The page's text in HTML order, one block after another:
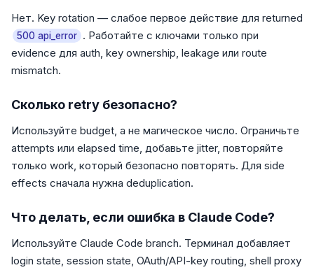
Нет. Key rotation — слабое первое действие для returned
500 api_error . Работайте с ключами только при
evidence для auth, key ownership, leakage или route
mismatch.
Сколько retry безопасно?
Используйте budget, а не магическое число. Ограничьте
attempts или elapsed time, добавьте jitter, повторяйте
только work, который безопасно повторять. Для side
effects сначала нужна deduplication.
Что делать, если ошибка в Claude Code?
Используйте Claude Code branch. Терминал добавляет
login state, session state, OAuth/API-key routing, shell proxy